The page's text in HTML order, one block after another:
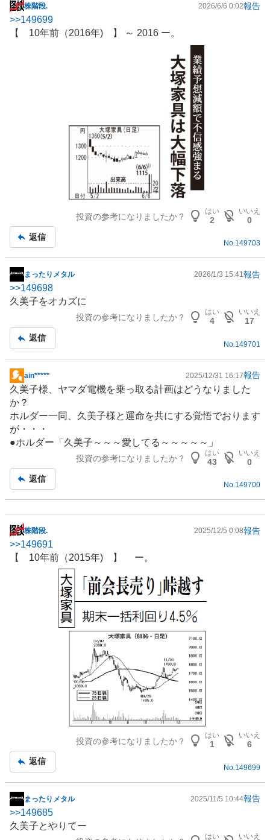
掲
示
板
株階段. 2026/6/6 0:02報告
>>149699
【 10年前（2016年) 】 ～ 2016 ー。
投資の参考になりましたか？
はい
2
いいえ
0
返信
No.149703
掲
示
板
まったりメタル 2026/1/3 15:41報告
>>149698
久美子をオカズに
投資の参考になりましたか？
はい
4
いいえ
17
返信
No. 149701
掲
示
板
記
事
ain***** 2025/12/31 16:17報告
久美子様、ヤマダ電機を乗っ取る計画はどうなりました
か？
ホルダー一同、久美子様と運命を共にする覚悟でおります
が・・・
●ホルダー「久美子～～～愛してる～～～～～」
投資の参考になりましたか？
はい
43
いいえ
0
返信
No.149700
掲
示
板
株階段. 2025/12/5 0:08報告
>>149691
【 10年前（2015年) 】 ー。
投資の参考になりましたか？
はい
1
いいえ
6
返信
No.149699
掲
示
板
まったりメタル 2025/11/5 10:44報告
>>149685
久美子とやりてー
はい いいえ